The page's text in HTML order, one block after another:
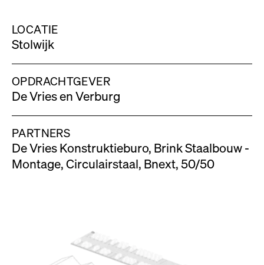
LOCATIE
Stolwijk
OPDRACHTGEVER
De Vries en Verburg
PARTNERS
De Vries Konstruktieburo, Brink Staalbouw -
Montage, Circulairstaal, Bnext, 50/50